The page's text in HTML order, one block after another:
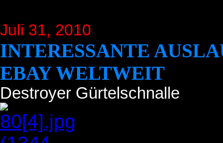
Juli 31, 2010
INTERESSANTE
EBAY WELTWEIT
Destroyer Gürtelschnalle